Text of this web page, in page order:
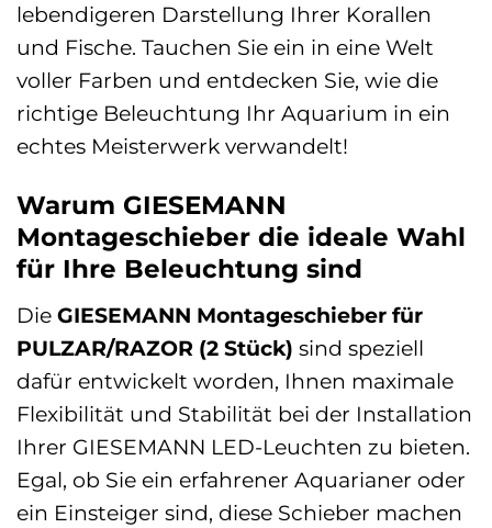
lebendigeren Darstellung Ihrer Korallen
und Fische. Tauchen Sie ein in eine Welt
voller Farben und entdecken Sie, wie die
richtige Beleuchtung Ihr Aquarium in ein
echtes Meisterwerk verwandelt!
Warum GIESEMANN
Montageschieber die ideale Wahl
für Ihre Beleuchtung sind
Die GIESEMANN Montageschieber für
PULZAR/RAZOR (2 Stück) sind speziell
dafür entwickelt worden, Ihnen maximale
Flexibilität und Stabilität bei der Installation
Ihrer GIESEMANN LED-Leuchten zu bieten.
Egal, ob Sie ein erfahrener Aquarianer oder
ein Einsteiger sind, diese Schieber machen